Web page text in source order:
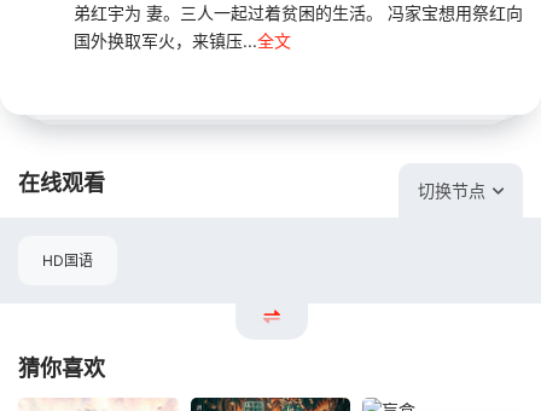
弟红宇为 妻。三人一起过着贫困的生活。 冯家宝想用祭红向
国外换取军火，来镇压...全文
在线观看 切换节点
HD国语
猜你喜欢